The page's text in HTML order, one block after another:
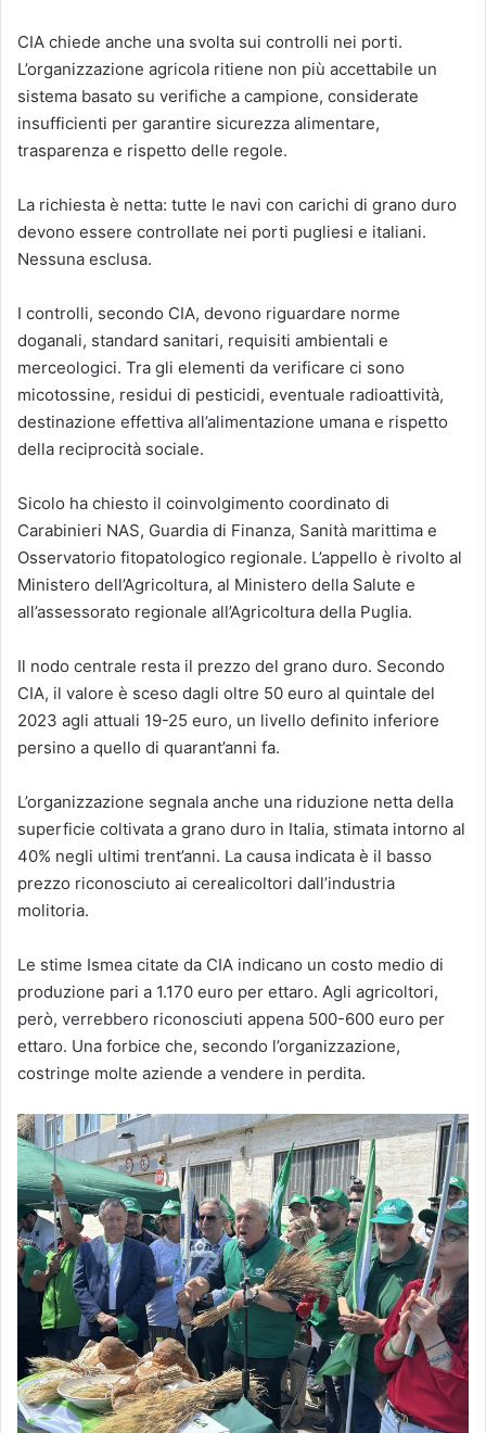
CIA chiede anche una svolta sui controlli nei porti.
L’organizzazione agricola ritiene non più accettabile un
sistema basato su verifiche a campione, considerate
insufficienti per garantire sicurezza alimentare,
trasparenza e rispetto delle regole.
La richiesta è netta: tutte le navi con carichi di grano duro
devono essere controllate nei porti pugliesi e italiani.
Nessuna esclusa.
I controlli, secondo CIA, devono riguardare norme
doganali, standard sanitari, requisiti ambientali e
merceologici. Tra gli elementi da verificare ci sono
micotossine, residui di pesticidi, eventuale radioattività,
destinazione effettiva all’alimentazione umana e rispetto
della reciprocità sociale.
Sicolo ha chiesto il coinvolgimento coordinato di
Carabinieri NAS, Guardia di Finanza, Sanità marittima e
Osservatorio fitopatologico regionale. L’appello è rivolto al
Ministero dell’Agricoltura, al Ministero della Salute e
all’assessorato regionale all’Agricoltura della Puglia.
Il nodo centrale resta il prezzo del grano duro. Secondo
CIA, il valore è sceso dagli oltre 50 euro al quintale del
2023 agli attuali 19-25 euro, un livello definito inferiore
persino a quello di quarant’anni fa.
L’organizzazione segnala anche una riduzione netta della
superficie coltivata a grano duro in Italia, stimata intorno al
40% negli ultimi trent’anni. La causa indicata è il basso
prezzo riconosciuto ai cerealicoltori dall’industria
molitoria.
Le stime Ismea citate da CIA indicano un costo medio di
produzione pari a 1.170 euro per ettaro. Agli agricoltori,
però, verrebbero riconosciuti appena 500-600 euro per
ettaro. Una forbice che, secondo l’organizzazione,
costringe molte aziende a vendere in perdita.